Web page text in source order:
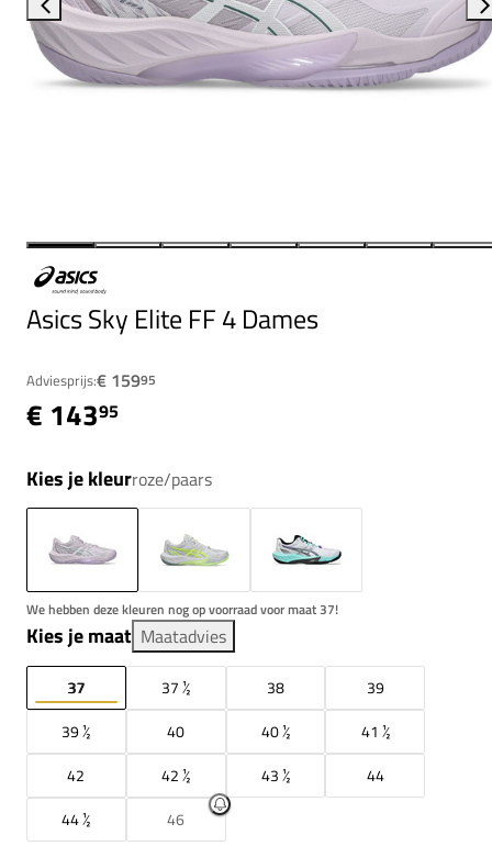
Asics Sky Elite FF 4 Dames
Adviesprijs:€ 15995
€ 14395
Kies je kleurroze/paars
We hebben deze kleuren nog op voorraad voor maat 37!
Kies je maat Maatadvies
37 37 ½ 38
39
39 ½
40 40 ½
41 ½
42
42 ½ 43 ½
44
44 ½
46